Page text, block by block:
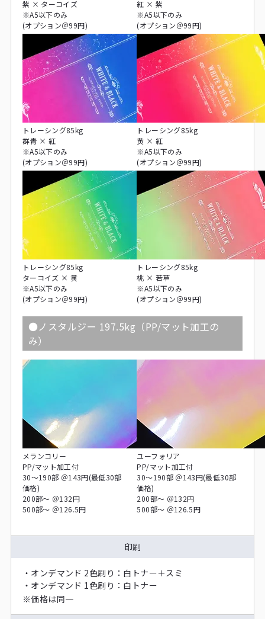
紫 × ターコイズ
※A5以下のみ
(オプション＠99円)
紅 × 紫
※A5以下のみ
(オプション＠99円)
トレーシング85kg
群青 × 紅
※A5以下のみ
(オプション＠99円)
トレーシング85kg
黄 × 紅
※A5以下のみ
(オプション＠99円)
トレーシング85kg
ターコイズ × 黄
※A5以下のみ
(オプション＠99円)
トレーシング85kg
桃 × 若草
※A5以下のみ
(オプション＠99円)
●ノスタルジー 197.5kg（PP/マット加工の
み）
メランコリー
PP/マット加工付
30～190部 ＠143円(最低30部
価格)
200部～ ＠132円
500部～ ＠126.5円
ユーフォリア
PP/マット加工付
30～190部 ＠143円(最低30部
価格)
200部～ ＠132円
500部～ ＠126.5円
印刷
・ オンデマンド 2色刷り：白トナー＋スミ
・ オンデマンド 1色刷り：白トナー
※価格は同一